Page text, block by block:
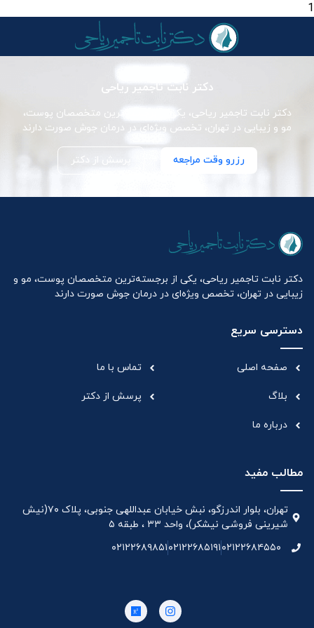
1
دکتر نابت تاجمیر ریاحی
دکتر نابت تاجمیر ریاحی، یکی از برجسته‌ترین متخصصان پوست،
مو و زیبایی در تهران، تخصص ویژه‌ای در درمان جوش صورت دارند
رزرو وقت مراجعه پرسش از دکتر
دکتر نابت تاجمیر ریاحی، یکی از برجسته‌ترین متخصصان پوست، مو و
زیبایی در تهران، تخصص ویژه‌ای در درمان جوش صورت دارند
دسترسی سریع
صفحه اصلی
بلاگ
درباره ما
تماس با ما
پرسش از دکتر
مطالب مفید
تهران، بلوار اندرزگو، نبش خیابان عبداللهی جنوبی، پلاک ۷۰(نیش
شیرینی فروشی نیشکر)، واحد ۳۳ ، طبقه ۵
۰۲۱۲۲۶۸۴۵۵۰۰۲۱۲۲۶۸۵۱۹۱۰۲۱۲۲۶۸۹۸۵۱